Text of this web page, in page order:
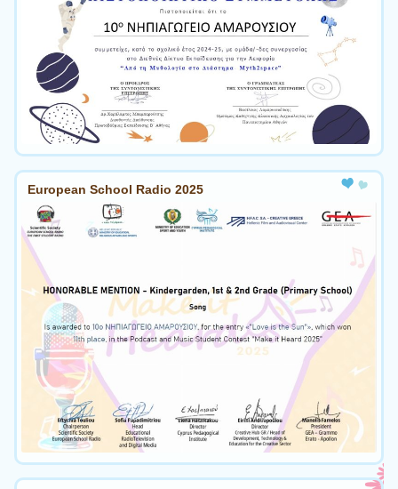
European School Radio 2025